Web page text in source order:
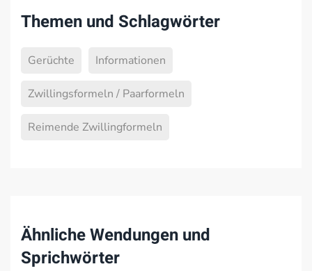
Themen und Schlagwörter
Gerüchte Informationen
Zwillingsformeln / Paarformeln
Reimende Zwillingformeln
Ähnliche Wendungen und
Sprichwörter